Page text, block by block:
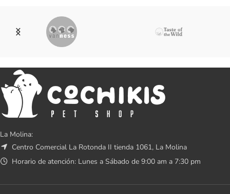
La Molina:
Centro Comercial La Rotonda II tienda 1061, La Molina
Horario de atención: Lunes a Sábado de 9:00 am a 7:30 pm